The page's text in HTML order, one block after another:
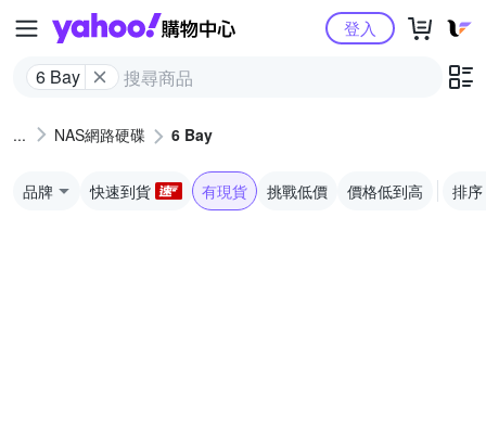
Yahoo購物中心
6 Bay
登入
NAS網路硬碟 6 Bay
品牌 快速到貨 有現貨 挑戰低價 價格低到高 排序